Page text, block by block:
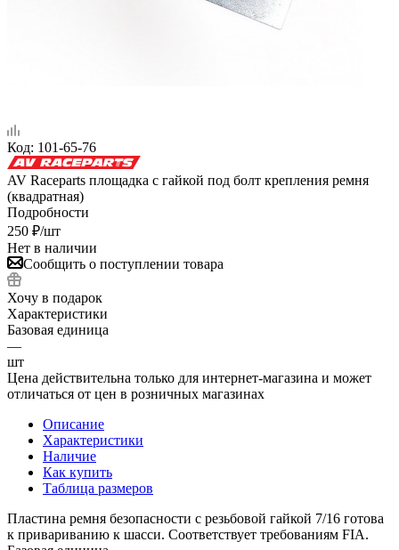
Код: 101-65-76
AV Raceparts площадка с гайкой под болт крепления ремня
(квадратная)
Подробности
250 ₽/шт
Нет в наличии
Сообщить о поступлении товара
Хочу в подарок
Характеристики
Базовая единица
—
шт
Цена действительна только для интернет-магазина и может
отличаться от цен в розничных магазинах
Описание
Характеристики
Наличие
Как купить
Таблица размеров
Пластина ремня безопасности с резьбовой гайкой 7/16 готова
к привариванию к шасси. Соответствует требованиям FIA.